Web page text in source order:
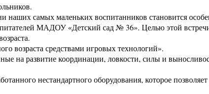
наших самых маленьких воспитанников становится
МАДОУ «Детский сад № 36». Целью этой
возраста средствами игровых технологий».
на развитие координации, ловкости, силы и
нестандартного оборудования, которое